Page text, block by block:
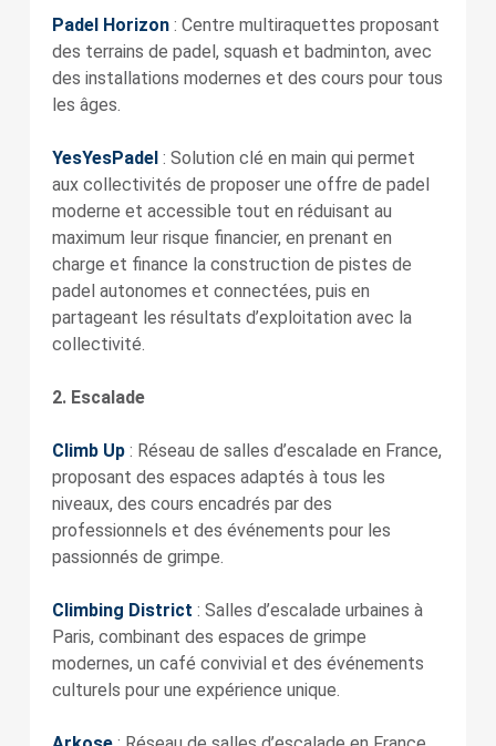
Padel Horizon: Centre multiraquettes proposant
des terrains de padel, squash et badminton, avec
des installations modernes et des cours pour tous
les âges.
YesYesPadel : Solution clé en main qui permet
aux collectivités de proposer une offre de padel
moderne et accessible tout en réduisant au
maximum leur risque financier, en prenant en
charge et finance la construction de pistes de
padel autonomes et connectées, puis en
partageant les résultats d’exploitation avec la
collectivité.
2. Escalade
Climb Up: Réseau de salles d’escalade en France,
proposant des espaces adaptés à tous les
niveaux, des cours encadrés par des
professionnels et des événements pour les
passionnés de grimpe.
Climbing District : Salles d’escalade urbaines à
Paris, combinant des espaces de grimpe
modernes, un café convivial et des événements
culturels pour une expérience unique.